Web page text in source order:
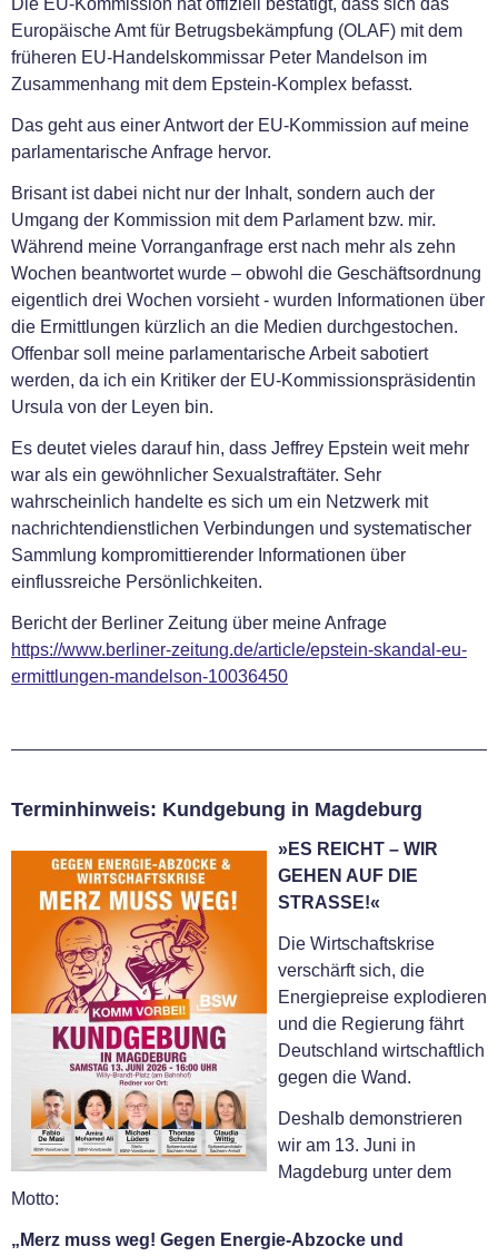
Die EU-Kommission hat offiziell bestätigt, dass sich das
Europäische Amt für Betrugsbekämpfung (OLAF) mit dem
früheren EU-Handelskommissar Peter Mandelson im
Zusammenhang mit dem Epstein-Komplex befasst.
Das geht aus einer Antwort der EU-Kommission auf meine
parlamentarische Anfrage hervor.
Brisant ist dabei nicht nur der Inhalt, sondern auch der
Umgang der Kommission mit dem Parlament bzw. mir.
Während meine Vorranganfrage erst nach mehr als zehn
Wochen beantwortet wurde – obwohl die Geschäftsordnung
eigentlich drei Wochen vorsieht - wurden Informationen über
die Ermittlungen kürzlich an die Medien durchgestochen.
Offenbar soll meine parlamentarische Arbeit sabotiert
werden, da ich ein Kritiker der EU-Kommissionspräsidentin
Ursula von der Leyen bin.
Es deutet vieles darauf hin, dass Jeffrey Epstein weit mehr
war als ein gewöhnlicher Sexualstraftäter. Sehr
wahrscheinlich handelte es sich um ein Netzwerk mit
nachrichtendienstlichen Verbindungen und systematischer
Sammlung kompromittierender Informationen über
einflussreiche Persönlichkeiten.
Bericht der Berliner Zeitung über meine Anfrage
https://www.berliner-zeitung.de/article/epstein-skandal-eu-
ermittlungen-mandelson-10036450
Terminhinweis: Kundgebung in Magdeburg
»ES REICHT – WIR
GEHEN AUF DIE
STRASSE!«
Die Wirtschaftskrise
verschärft sich, die
Energiepreise explodieren
und die Regierung fährt
Deutschland wirtschaftlich
gegen die Wand.
Deshalb demonstrieren
wir am 13. Juni in
Magdeburg unter dem
Motto:
„Merz muss weg! Gegen Energie-Abzocke und